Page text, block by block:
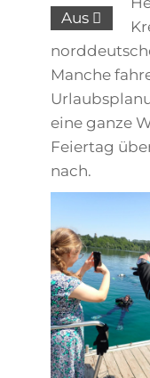
Aus
Manche
eine ganze
Feiertag
nach.